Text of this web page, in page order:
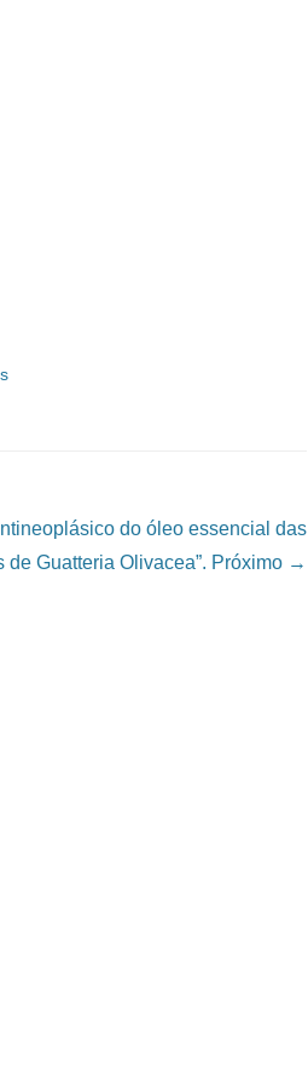
do óleo essencial das
de Guatteria Olivacea”. Próximo →